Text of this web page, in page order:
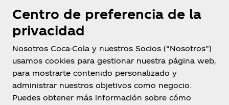
Argentina
Centro de preferencia de la
privacidad
Nosotros Coca-Cola y nuestros Socios (“Nosotros”)
usamos cookies para gestionar nuestra página web,
para mostrarte contenido personalizado y
administrar nuestros objetivos como negocio.
Puedes obtener más información sobre cómo